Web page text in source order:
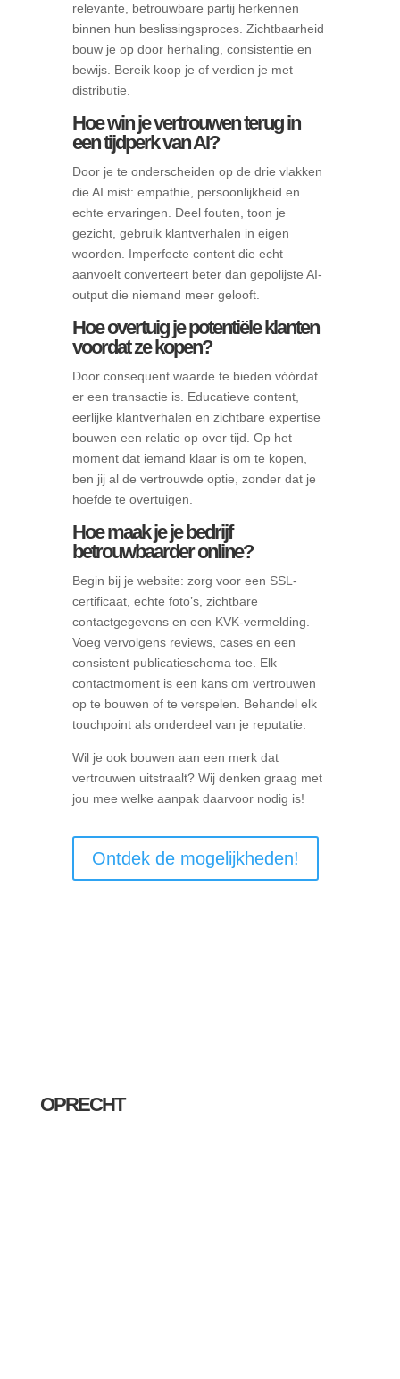
relevante, betrouwbare partij herkennen
binnen hun beslissingsproces. Zichtbaarheid
bouw je op door herhaling, consistentie en
bewijs. Bereik koop je of verdien je met
distributie.
Hoe win je vertrouwen terug in
een tijdperk van AI?
Door je te onderscheiden op de drie vlakken
die AI mist: empathie, persoonlijkheid en
echte ervaringen. Deel fouten, toon je
gezicht, gebruik klantverhalen in eigen
woorden. Imperfecte content die echt
aanvoelt converteert beter dan gepolijste AI-
output die niemand meer gelooft.
Hoe overtuig je potentiële klanten
voordat ze kopen?
Door consequent waarde te bieden vóórdat
er een transactie is. Educatieve content,
eerlijke klantverhalen en zichtbare expertise
bouwen een relatie op over tijd. Op het
moment dat iemand klaar is om te kopen,
ben jij al de vertrouwde optie, zonder dat je
hoefde te overtuigen.
Hoe maak je je bedrijf
betrouwbaarder online?
Begin bij je website: zorg voor een SSL-
certificaat, echte foto’s, zichtbare
contactgegevens en een KVK-vermelding.
Voeg vervolgens reviews, cases en een
consistent publicatieschema toe. Elk
contactmoment is een kans om vertrouwen
op te bouwen of te verspelen. Behandel elk
touchpoint als onderdeel van je reputatie.
Wil je ook bouwen aan een merk dat
vertrouwen uitstraalt? Wij denken graag met
jou mee welke aanpak daarvoor nodig is!
Ontdek de mogelijkheden!
OPRECHT